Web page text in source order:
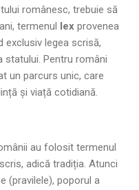
românesc, trebuie să
termenul
lex provenea
exclusiv legea scrisă,
Pentru români
un parcurs unic, care
și viață cotidiană.
au folosit termenul
adică tradiția. Atunci
(pravilele), poporul a